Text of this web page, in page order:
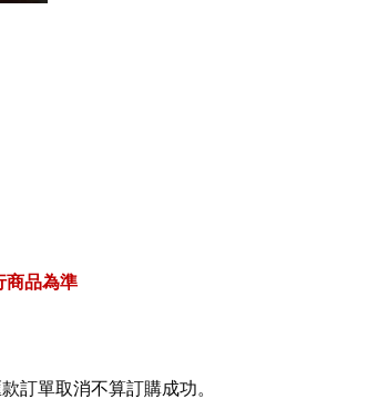
商品為準
訂單取消不算訂購成功。